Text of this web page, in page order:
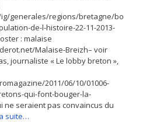
generales/regions/bretagne/bo
de-l-histoire-22-11-2013-
: malaise
Malaise-Breizh– voir
journaliste « Le lobby breton »,
2011/06/10/01006-
qui-font-bouger-la-
ne seraient pas convaincus du
suite…